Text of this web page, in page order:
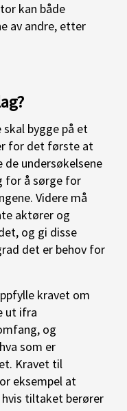
kan både
av andre, etter
bygge på et
for det første at
undersøkelsene
for å sørge for
Videre må
aktører og
og gi disse
det er behov for
kravet om
ut ifra
og
som er
Kravet til
eksempel at
tiltaket berører